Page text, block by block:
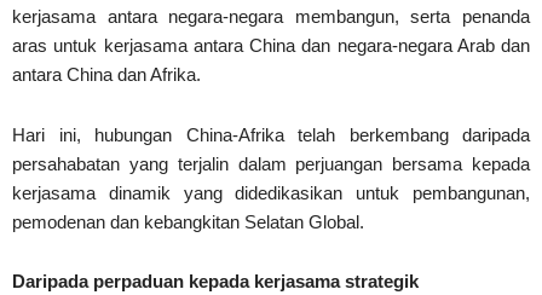
kerjasama antara negara-negara membangun, serta penanda
aras untuk kerjasama antara China dan negara-negara Arab dan
antara China dan Afrika.
Hari ini, hubungan China-Afrika telah berkembang daripada
persahabatan yang terjalin dalam perjuangan bersama kepada
kerjasama dinamik yang didedikasikan untuk pembangunan,
pemodenan dan kebangkitan Selatan Global.
Daripada perpaduan kepada kerjasama strategik